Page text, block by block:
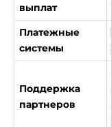
выплат
Платежные
системы
Поддержка
партнеров